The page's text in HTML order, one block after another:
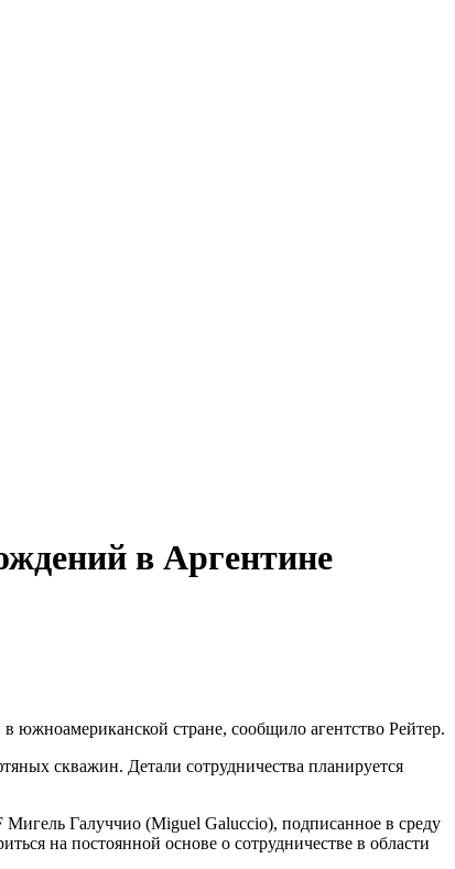
в Аргентине
южноамериканской стране, сообщило агентство Рейтер.
скважин. Детали сотрудничества планируется
Галуччио (Miguel Galuccio), подписанное в среду
на постоянной основе о сотрудничестве в области